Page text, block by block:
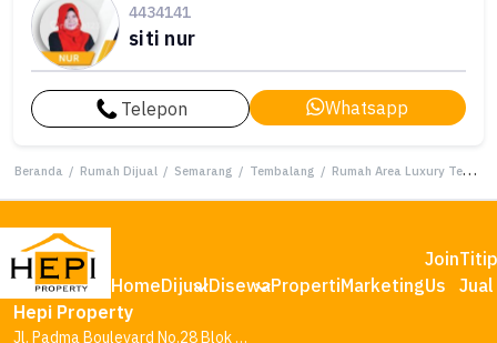
4434141
siti nur
Telepon Whatsapp
Beranda / Rumah Dijual / Semarang / Tembalang / Rumah Area Luxury Tembalang, Semarang - Harga Menarik 2,89 Miliar
HomeDijualDisewaPropertiMarketing
Join
Us
Jual
Hepi Property
Jl. Padma Boulevard No.28 Blok AA1, Tambakharjo, Kec. Semarang Barat, Kota Semarang, Jawa Tengah 50145